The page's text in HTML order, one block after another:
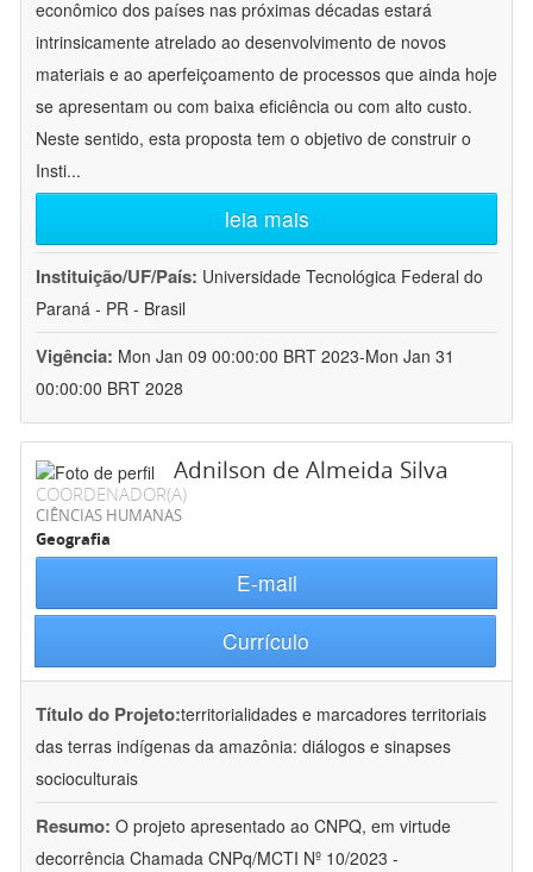
econômico dos países nas próximas décadas estará
intrinsicamente atrelado ao desenvolvimento de novos
materiais e ao aperfeiçoamento de processos que ainda hoje
se apresentam ou com baixa eficiência ou com alto custo.
Neste sentido, esta proposta tem o objetivo de construir o
Insti...
leia mais
Instituição/UF/País: Universidade Tecnológica Federal do
Paraná - PR - Brasil
Vigência: Mon Jan 09 00:00:00 BRT 2023-Mon Jan 31
00:00:00 BRT 2028
Adnilson de Almeida Silva
COORDENADOR(A)
CIÊNCIAS HUMANAS
Geografia
E-mail
Currículo
Título do Projeto:territorialidades e marcadores territoriais
das terras indígenas da amazônia: diálogos e sinapses
socioculturais
Resumo: O projeto apresentado ao CNPQ, em virtude
decorrência Chamada CNPq/MCTI Nº 10/2023 -